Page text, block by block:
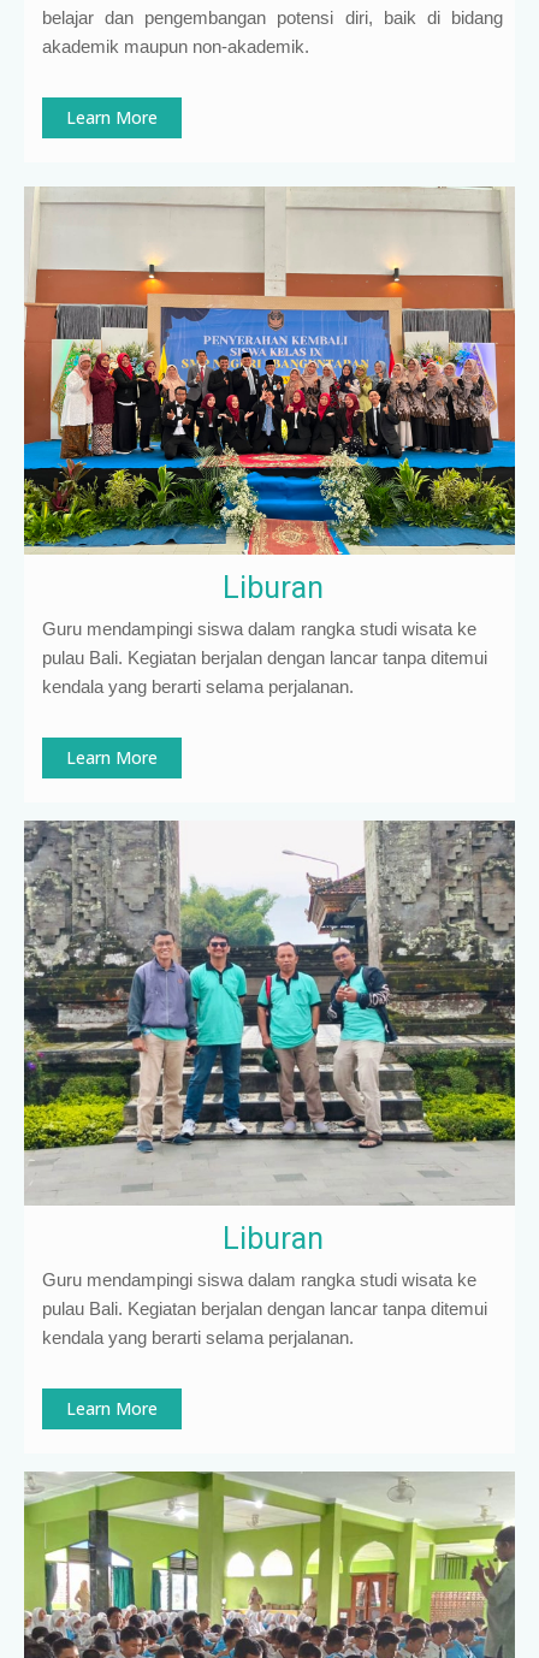
belajar dan pengembangan potensi diri, baik di bidang
akademik maupun non-akademik.
Learn More
Liburan
Guru mendampingi siswa dalam rangka studi wisata ke
pulau Bali. Kegiatan berjalan dengan lancar tanpa ditemui
kendala yang berarti selama perjalanan.
Learn More
Liburan
Guru mendampingi siswa dalam rangka studi wisata ke
pulau Bali. Kegiatan berjalan dengan lancar tanpa ditemui
kendala yang berarti selama perjalanan.
Learn More